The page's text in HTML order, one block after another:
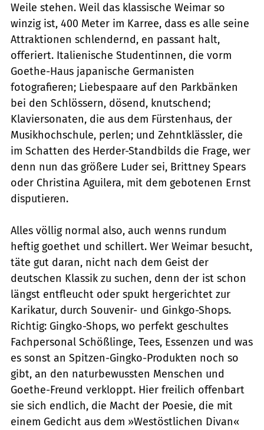
Weile stehen. Weil das klassische Weimar so
winzig ist, 400 Meter im Karree, dass es alle seine
Attraktionen schlendernd, en passant halt,
offeriert. Italienische Studentinnen, die vorm
Goethe-Haus japanische Germanisten
fotografieren; Liebespaare auf den Parkbänken
bei den Schlössern, dösend, knutschend;
Klaviersonaten, die aus dem Fürstenhaus, der
Musikhochschule, perlen; und Zehntklässler, die
im Schatten des Herder-Standbilds die Frage, wer
denn nun das größere Luder sei, Brittney Spears
oder Christina Aguilera, mit dem gebotenen Ernst
disputieren.
Alles völlig normal also, auch wenns rundum
heftig goethet und schillert. Wer Weimar besucht,
täte gut daran, nicht nach dem Geist der
deutschen Klassik zu suchen, denn der ist schon
längst entfleucht oder spukt hergerichtet zur
Karikatur, durch Souvenir- und Ginkgo-Shops.
Richtig: Gingko-Shops, wo perfekt geschultes
Fachpersonal Schößlinge, Tees, Essenzen und was
es sonst an Spitzen-Gingko-Produkten noch so
gibt, an den naturbewussten Menschen und
Goethe-Freund verkloppt. Hier freilich offenbart
sie sich endlich, die Macht der Poesie, die mit
einem Gedicht aus dem »Westöstlichen Divan«